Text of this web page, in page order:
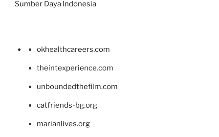
Sumber Daya Indonesia
okhealthcareers.com
theintexperience.com
unboundedthefilm.com
catfriends-bg.org
marianlives.org